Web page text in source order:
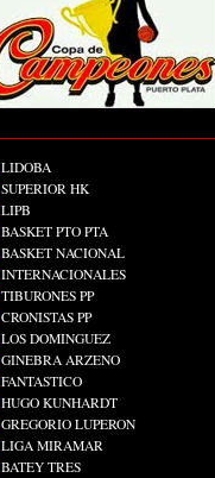
LIDOBA
SUPERIOR HK
LIPB
BASKET PTO PTA
BASKET NACIONAL
INTERNACIONALES
TIBURONES PP
CRONISTAS PP
LOS DOMINGUEZ
GINEBRA ARZENO
FANTASTICO
HUGO KUNHARDT
GREGORIO LUPERON
LIGA MIRAMAR
BATEY TRES